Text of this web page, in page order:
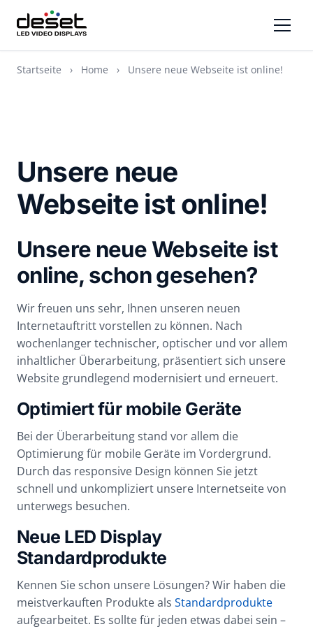
Startseite › Home › Unsere neue Webseite ist online!
Unsere neue
Webseite ist online!
Unsere neue Webseite ist
online, schon gesehen?
Wir freuen uns sehr, Ihnen unseren neuen
Internetauftritt vorstellen zu können. Nach
wochenlanger technischer, optischer und vor allem
inhaltlicher Überarbeitung, präsentiert sich unsere
Website grundlegend modernisiert und erneuert.
Optimiert für mobile Geräte
Bei der Überarbeitung stand vor allem die
Optimierung für mobile Geräte im Vordergrund.
Durch das responsive Design können Sie jetzt
schnell und unkompliziert unsere Internetseite von
unterwegs besuchen.
Neue LED Display
Standardprodukte
Kennen Sie schon unsere Lösungen? Wir haben die
meistverkauften Produkte als Standardprodukte
aufgearbeitet. Es sollte für jeden etwas dabei sein –